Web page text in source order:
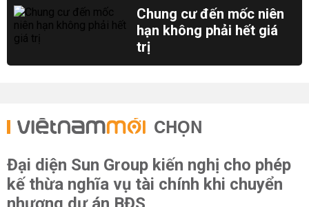
Chung cư đến mốc niên
hạn không phải hết giá
trị
CHỌN
Đại diện Sun Group kiến nghị cho phép
kế thừa nghĩa vụ tài chính khi chuyển